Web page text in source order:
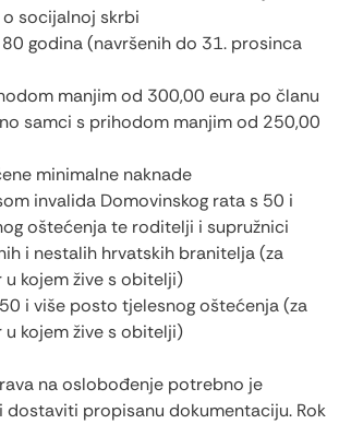
socijalnoj skrbi
godina (navršenih do 31. prosinca
manjim od 300,00 eura po članu
samci s prihodom manjim od 250,00
minimalne naknade
invalida Domovinskog rata s 50 i
oštećenja te roditelji i supružnici
i nestalih hrvatskih branitelja (za
kojem žive s obitelji)
i više posto tjelesnog oštećenja (za
kojem žive s obitelji)
na oslobođenje potrebno je
dostaviti propisanu dokumentaciju. Rok